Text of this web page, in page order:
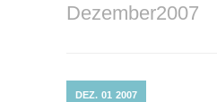
Dezember2007
DEZ. 01 2007